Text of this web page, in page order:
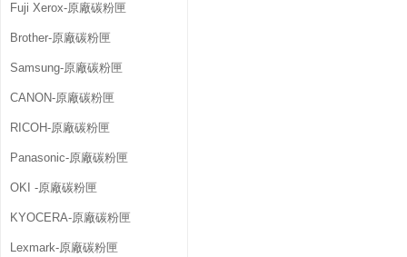
Fuji Xerox-原廠碳粉匣
Brother-原廠碳粉匣
Samsung-原廠碳粉匣
CANON-原廠碳粉匣
RICOH-原廠碳粉匣
Panasonic-原廠碳粉匣
OKI -原廠碳粉匣
KYOCERA-原廠碳粉匣
Lexmark-原廠碳粉匣